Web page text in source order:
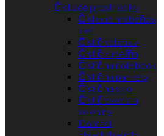
Čistiace prostriedky
Čistenie hrebeňov,
kief
Čistič koberca
Čistič kúpeľňa
Čistič na notebook
Čistič na parkety
Čistič na sklo
Čistič ovocia a
zeleniny
Domáci